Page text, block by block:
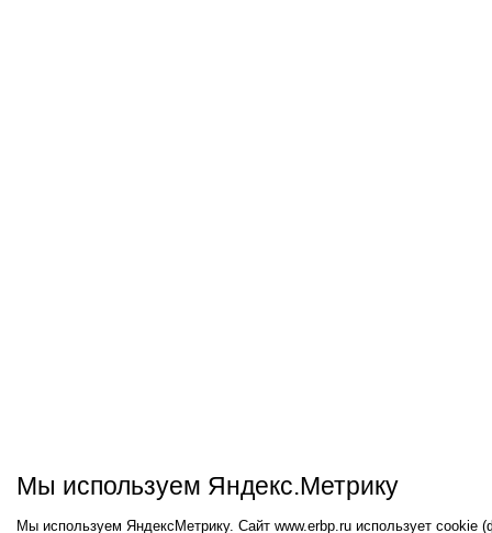
Мы используем Яндекс.Метрику
Мы используем ЯндексМетрику. Сайт www.erbp.ru использует